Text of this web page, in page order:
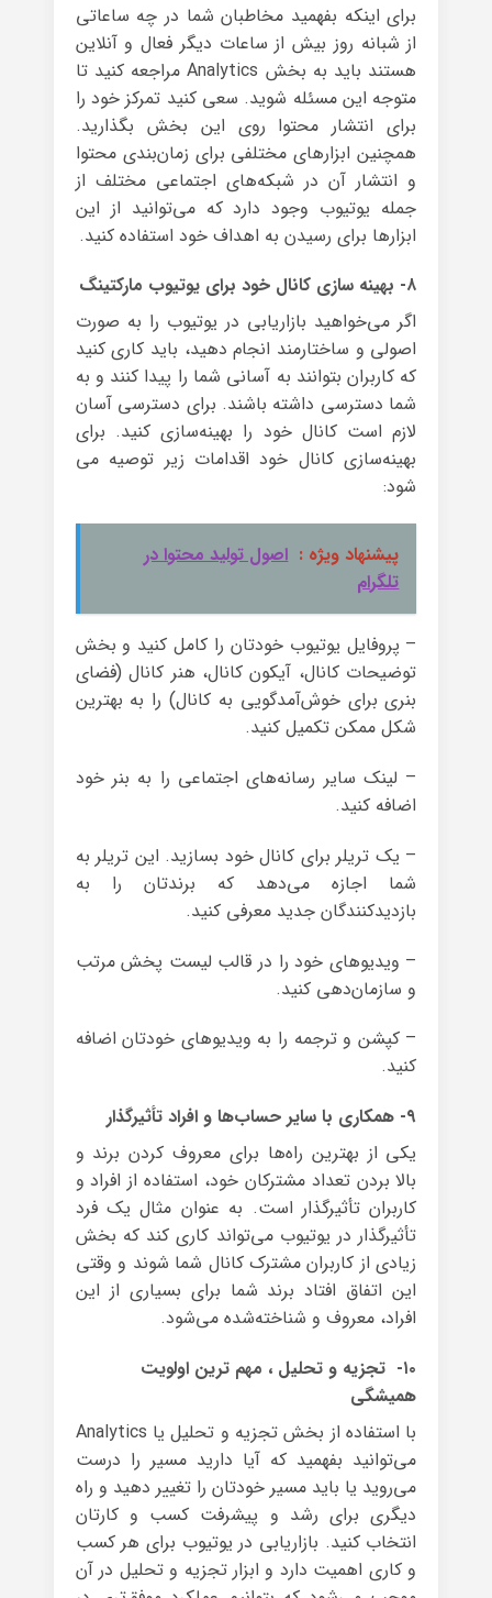
برای اینکه بفهمید مخاطبان شما در چه ساعاتی
از شبانه روز بیش از ساعات دیگر فعال و آنلاین
هستند باید به بخش Analytics مراجعه کنید تا
متوجه این مسئله شوید. سعی کنید تمرکز خود را
برای انتشار محتوا روی این بخش بگذارید.
همچنین ابزارهای مختلفی برای زمان‌بندی محتوا
و انتشار آن در شبکه‌های اجتماعی مختلف از
جمله یوتیوب وجود دارد که می‌توانید از این
ابزارها برای رسیدن به اهداف خود استفاده کنید.
۸- بهینه سازی کانال خود برای یوتیوب مارکتینگ
اگر می‌خواهید بازاریابی در یوتیوب را به صورت
اصولی و ساختارمند انجام دهید، باید کاری کنید
که کاربران بتوانند به آسانی شما را پیدا کنند و به
شما دسترسی داشته باشند. برای دسترسی آسان
لازم است کانال خود را بهینه‌سازی کنید. برای
بهینه‌سازی کانال خود اقدامات زیر توصیه می
شود:
پیشنهاد ویژه : اصول تولید محتوا در
تلگرام
– پروفایل یوتیوب خودتان را کامل کنید و بخش
توضیحات کانال، آیکون کانال، هنر کانال (فضای
بنری برای خوش‌آمدگویی به کانال) را به بهترین
شکل ممکن تکمیل کنید.
– لینک سایر رسانه‌های اجتماعی را به بنر خود
اضافه کنید.
– یک تریلر برای کانال خود بسازید. این تریلر به
شما اجازه می‌دهد که برندتان را به
بازدیدکنندگان جدید معرفی کنید.
– ویدیوهای خود را در قالب لیست پخش مرتب
و سازمان‌دهی کنید.
– کپشن و ترجمه را به ویدیوهای خودتان اضافه
کنید.
۹- همکاری با سایر حساب‌ها و افراد تأثیرگذار
یکی از بهترین راه‌ها برای معروف کردن برند و
بالا بردن تعداد مشترکان خود، استفاده از افراد و
کاربران تأثیرگذار است. به عنوان مثال یک فرد
تأثیرگذار در یوتیوب می‌تواند کاری کند که بخش
زیادی از کاربران مشترک کانال شما شوند و وقتی
این اتفاق افتاد برند شما برای بسیاری از این
افراد، معروف و شناخته‌شده می‌شود.
۱۰- تجزیه و تحلیل ، مهم ترین اولویت
همیشگی
با استفاده از بخش تجزیه و تحلیل یا Analytics
می‌توانید بفهمید که آیا دارید مسیر را درست
می‌روید یا باید مسیر خودتان را تغییر دهید و راه
دیگری برای رشد و پیشرفت کسب و کارتان
انتخاب کنید. بازاریابی در یوتیوب برای هر کسب
و کاری اهمیت دارد و ابزار تجزیه و تحلیل در آن